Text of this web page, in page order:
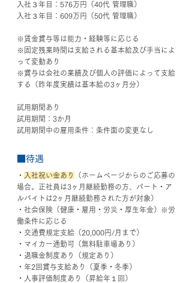
入社３年目：576万円（40代 管理職）
入社３年目：609万円（50代 管理職）
※賃金賞与等は能力・経験等に応じる
※固定残業時間は支給される基本給及び手当によ
って変動あり
※賞与は会社の業績及び個人の評価によって支給
する（昨年度実績は基本給の3ヶ月分）
試用期間あり
試用期間：3か月
試用期間中の雇用条件：条件面の変更なし
■待遇
・ 入社祝い金あり
（ホームページからのご応募の
場合。正社員は3ヶ月継続勤務の方、パート・ア
ルバイトは2ヶ月継続勤務された方が対象）
・社会保険（健康・雇用・労災・厚生年金）※労
働条件に応じる
・交通費規定支給（20,000円/月まで）
・マイカー通勤可（無料駐車場あり）
・退職金制度あり（規定あり）
・年2回賞与支給あり（夏季・冬季）
・人事評価制度あり（昇給年１回）